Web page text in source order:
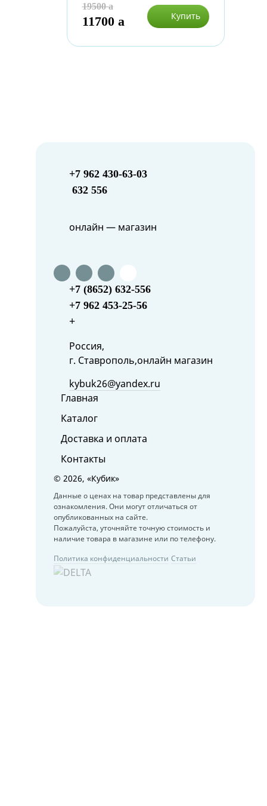
19500a
11700 a Купить
+7 962 430-63-03
632 556
онлайн — магазин
+7 (8652) 632-556
+7 962 453-25-56
+
Россия,
г. Ставрополь,онлайн магазин
kybuk26@yandex.ru
Главная
Каталог
Доставка и оплата
Контакты
© 2026, «Кубик»
Данные о ценах на товар представлены для
ознакомления. Они могут отличаться от
опубликованных на сайте.
Пожалуйста, уточняйте точную стоимость и
наличие товара в магазине или по телефону.
Политика конфиденциальности Статьи